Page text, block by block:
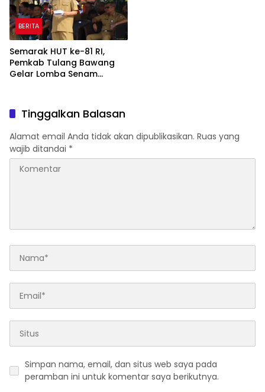
BERITA
Semarak HUT ke-81 RI,
Pemkab Tulang Bawang
Gelar Lomba Senam
Tinggalkan Balasan
Alamat email Anda tidak akan dipublikasikan. Ruas yang
wajib ditandai *
Simpan nama, email, dan situs web saya pada
peramban ini untuk komentar saya berikutnya.